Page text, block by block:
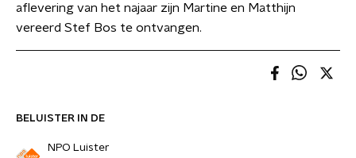
BELUISTER IN DE
NPO Luister
aflevering van het najaar zijn Martine en Matthijn
vereerd Stef Bos te ontvangen.